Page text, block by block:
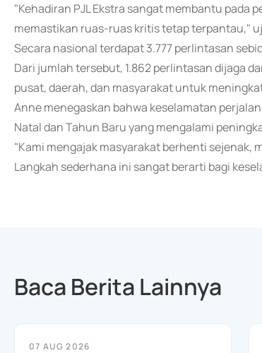
"Kehadiran PJL Ekstra sangat membantu pada
memastikan ruas-ruas kritis tetap terpantau,"
Secara nasional terdapat 3.777 perlintasan
Dari jumlah tersebut, 1.862 perlintasan dijaga
pusat, daerah, dan masyarakat untuk
Anne menegaskan bahwa keselamatan
Natal dan Tahun Baru yang mengalami
"Kami mengajak masyarakat berhenti sejenak,
Langkah sederhana ini sangat berarti bagi
Baca Berita Lainnya
07 AUG 2026